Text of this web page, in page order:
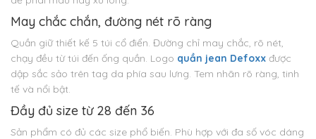
May chắc chắn, đường nét rõ ràng
Quần giữ thiết kế 5 túi cổ điển. Đường chỉ may chắc, rõ nét,
chạy đều từ túi đến ống quần. Logo quần jean Defoxx được
dập sắc sảo trên tag da phía sau lưng. Tem nhãn rõ ràng, tinh
tế và nổi bật.
Đầy đủ size từ 28 đến 36
Sản phẩm có đủ các size phổ biến. Phù hợp với đa số vóc dáng